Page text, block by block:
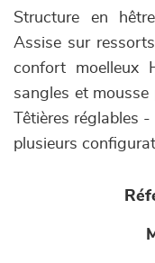
Structure en
Assise sur
confort moelleux
sangles et
Têtières réglables
plusieurs